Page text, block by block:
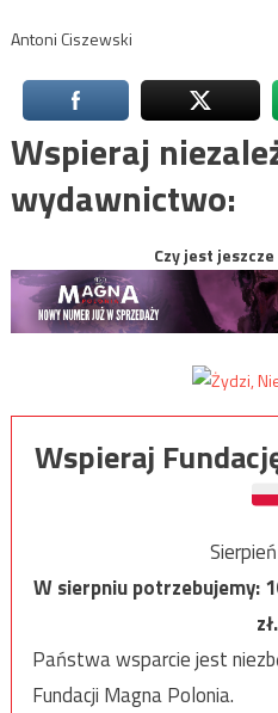
Antoni Ciszewski
Wspieraj
wydawnictwo:
Czy jest
Wspieraj
W sierpniu potrzebujemy:
zł.
Państwa wsparcie jest
Fundacji Magna Polonia.